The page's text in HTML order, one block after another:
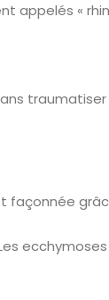
appelés «
façonnée